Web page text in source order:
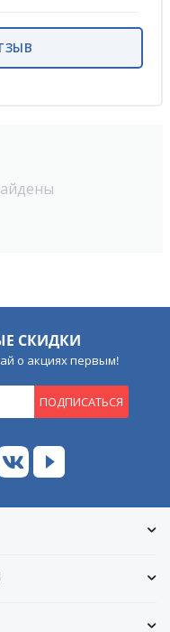
СКИДКИ
о акциях первым!
ПОДПИСАТЬСЯ